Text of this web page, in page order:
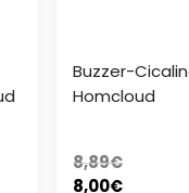
Buzzer-
Homcloud
8,89€
8,00€